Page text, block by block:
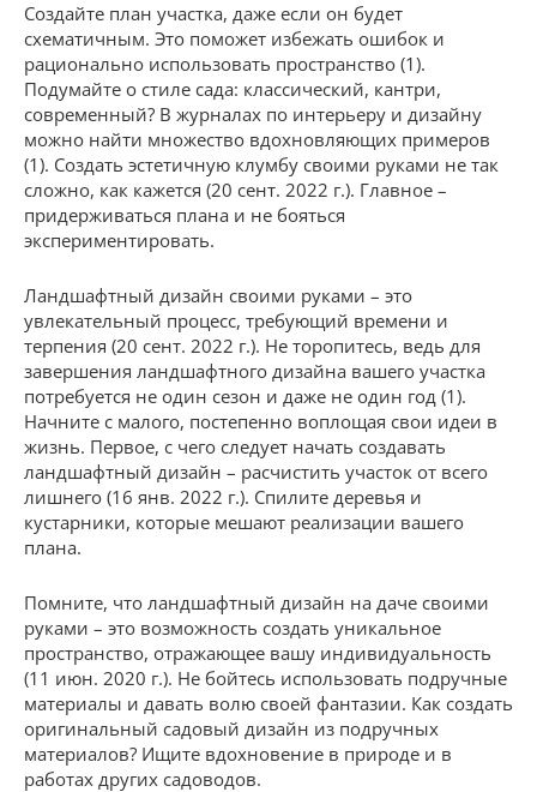
Создайте план участка, даже если он будет
схематичным. Это поможет избежать ошибок и
рационально использовать пространство (1).
Подумайте о стиле сада: классический, кантри,
современный? В журналах по интерьеру и дизайну
можно найти множество вдохновляющих примеров
(1). Создать эстетичную клумбу своими руками не так
сложно, как кажется (20 сент. 2022 г.). Главное –
придерживаться плана и не бояться
экспериментировать.
Ландшафтный дизайн своими руками – это
увлекательный процесс, требующий времени и
терпения (20 сент. 2022 г.). Не торопитесь, ведь для
завершения ландшафтного дизайна вашего участка
потребуется не один сезон и даже не один год (1).
Начните с малого, постепенно воплощая свои идеи в
жизнь. Первое, с чего следует начать создавать
ландшафтный дизайн – расчистить участок от всего
лишнего (16 янв. 2022 г.). Спилите деревья и
кустарники, которые мешают реализации вашего
плана.
Помните, что ландшафтный дизайн на даче своими
руками – это возможность создать уникальное
пространство, отражающее вашу индивидуальность
(11 июн. 2020 г.). Не бойтесь использовать подручные
материалы и давать волю своей фантазии. Как создать
оригинальный садовый дизайн из подручных
материалов? Ищите вдохновение в природе и в
работах других садоводов.